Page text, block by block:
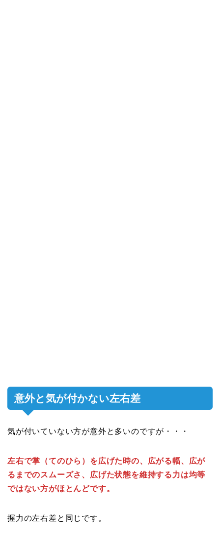
意外と気が付かない左右差
気が付いていない方が意外と多いのですが・・・
左右で掌（てのひら）を広げた時の、広がる幅、広が
るまでのスムーズさ、広げた状態を維持する力は均等
ではない方がほとんどです。
握力の左右差と同じです。